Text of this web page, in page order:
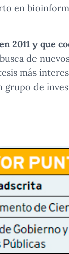
en
2011 y que
de
más
grupo de